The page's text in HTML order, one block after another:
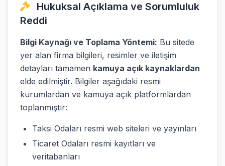
Hukuksal Açıklama ve Sorumluluk
Reddi
Bilgi Kaynağı ve Toplama Yöntemi: Bu sitede
yer alan firma bilgileri, resimler ve iletişim
detayları tamamen kamuya açık kaynaklardan
elde edilmiştir. Bilgiler aşağıdaki resmi
kurumlardan ve kamuya açık platformlardan
toplanmıştır:
Taksi Odaları resmi web siteleri ve yayınları
Ticaret Odaları resmi kayıtları ve
veritabanları